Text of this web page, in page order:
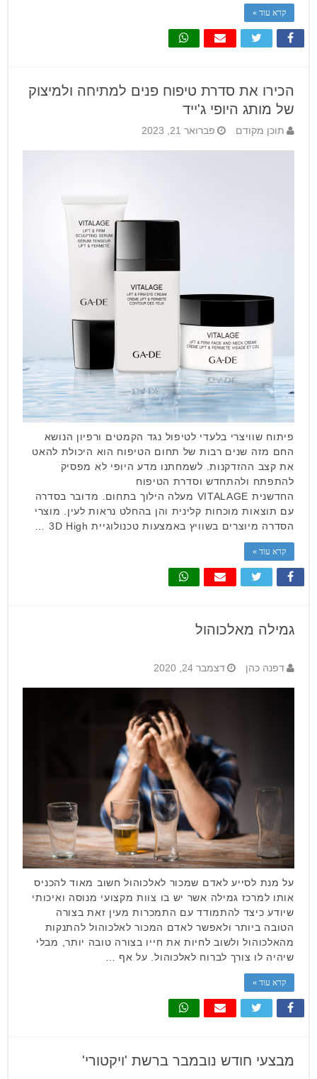
קרא עוד »
הכירו את סדרת טיפוח פנים למתיחה ולמיצוק
של מותג היופי ג'ייד
תוכן מקודם פברואר 21, 2023
פיתוח שוויצרי בלעדי לטיפול נגד הקמטים ורפיון הנושא
החם מזה שנים רבות של תחום הטיפוח הוא היכולת להאט
את קצב ההזדקנות. לשמחתנו מדע היופי לא מפסיק
להתפתח ולהתחדש וסדרת הטיפוח
החדשנית VITALAGE מעלה הילוך בתחום. מדובר בסדרה
עם תוצאות מוכחות קלינית והן בהחלט נראות לעין. מוצרי
הסדרה מיוצרים בשוויץ באמצעות טכנולוגיית 3D High …
קרא עוד »
גמילה מאלכוהול
דפנה כהן דצמבר 24, 2020
על מנת לסייע לאדם שמכור לאלכוהול חשוב מאוד להכניס
אותו למרכז גמילה אשר יש בו צוות מקצועי מנוסה ואיכותי
שיודע כיצד להתמודד עם התמכרות מעין זאת בצורה
הטובה ביותר ולאפשר לאדם המכור לאלכוהול להתנקות
מהאלכוהול ולשוב לחיות את חייו בצורה טובה יותר, מבלי
שיהיה לו צורך לברוח לאלכוהול. על אף …
קרא עוד »
מבצעי חודש נובמבר ברשת 'ויקטורי'